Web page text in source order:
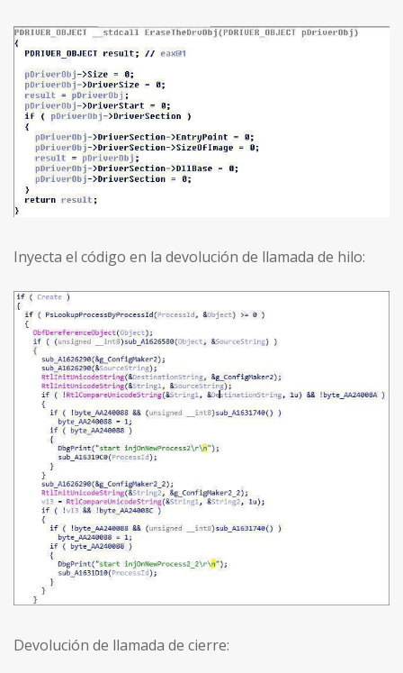
Inyecta el código en la devolución de llamada de hilo:
Devolución de llamada de cierre: